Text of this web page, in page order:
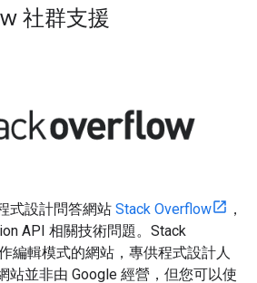
社群支援
式設計問答網站 Stack Overflow
，
API 相關技術問題。Stack
編輯模式的網站，專供程式設計人
站並非由 Google 經營，但您可以使